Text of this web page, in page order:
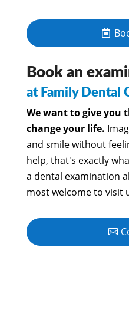
Book an
at Family Dental
We want to give you
change your life.
and smile without
help, that's exactly
a dental examination
most welcome to visit